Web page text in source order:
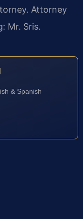
Attorney
Mr. Sris.
& Spanish